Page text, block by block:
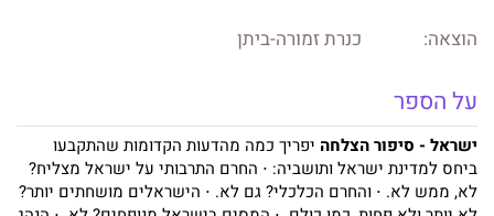
הוצאה: כנרת זמורה-ביתן
על הספר
ישראל - סיפור הצלחה יפריך כמה מהדעות הקדומות שהתקבעו
ביחס למדינת ישראל ותושביה: ⋅ החרם התרבותי על ישראל מצליח?
לא, ממש לא. ⋅ והחרם הכלכלי? גם לא. ⋅ הישראלים מושחתים יותר?